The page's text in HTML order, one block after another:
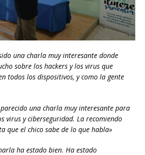
una charla muy interesante donde
sobre los hackers y los virus que
todos los dispositivos, y como la gente
una charla muy interesante para
virus y ciberseguridad. La recomiendo
que el chico sabe de lo que habla»
ha estado bien. Ha estado